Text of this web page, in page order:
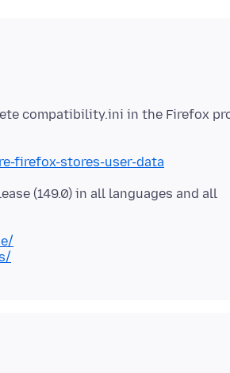
compatibility.ini in the Firefox
firefox-stores-user-data
(149.0) in all languages and all